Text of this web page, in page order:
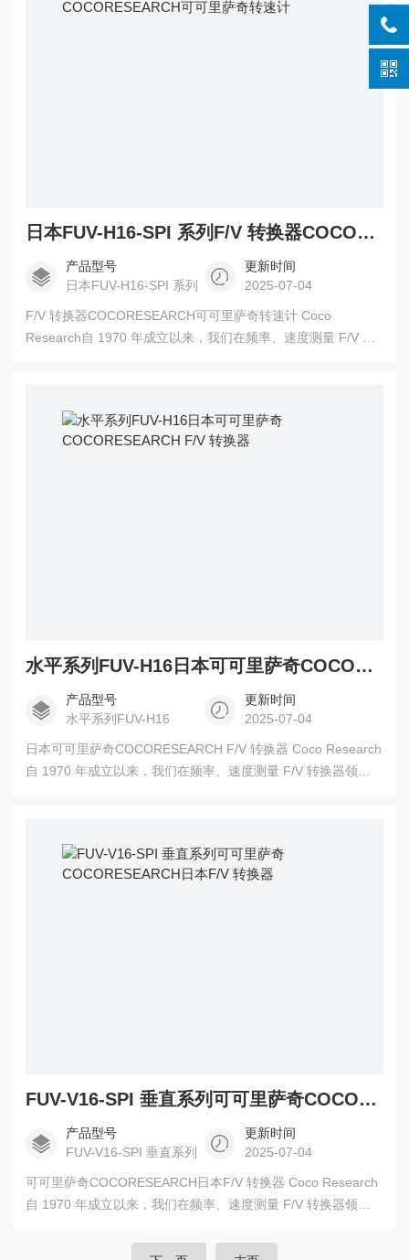
日本FUV-H16-SPI 系列F/V 转换器COCORESEARCH可可里萨奇转速计
产品型号
日本FUV-H16-SPI 系列
更新时间
2025-07-04
F/V 转换器COCORESEARCH可可里萨奇转速计 Coco
Research自 1970 年成立以来，我们在频率、速度测量 F/V 转
和电阻测量以及 CAN 数据转换。
水平系列FUV-H16日本可可里萨奇COCORESEARCH F/V 转换器
产品型号
水平系列FUV-H16
更新时间
2025-07-04
日本可可里萨奇COCORESEARCH F/V 转换器 Coco Research
自 1970 年成立以来，我们在频率、速度测量 F/V 转换器领域
量以及 CAN 数据转换。
FUV-V16-SPI 垂直系列可可里萨奇COCORESEARCH日本F/V 转换器
产品型号
FUV-V16-SPI 垂直系列
更新时间
2025-07-04
可可里萨奇COCORESEARCH日本F/V 转换器 Coco Research
自 1970 年成立以来，我们在频率、速度测量 F/V 转换器领域
多领域，扩大了产品阵容，包括速度、频率加速度、角度位置